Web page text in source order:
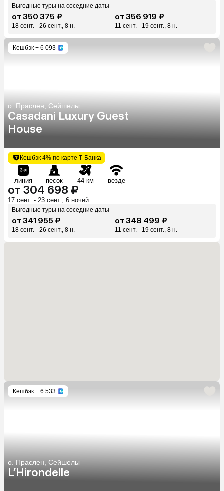
Выгодные туры на соседние даты
от 350 375 ₽
18 сент. - 26 сент., 8 н.
от 356 919 ₽
11 сент. - 19 сент., 8 н.
Кешбэк + 6 093
о. Праслен, Сейшелы
Casadani Luxury Guest
House
Кешбэк 4% по карте Т-Банка
линия песок 44 км везде
от 304 698 ₽
17 сент. - 23 сент., 6 ночей
Выгодные туры на соседние даты
от 341 955 ₽
18 сент. - 26 сент., 8 н.
от 348 499 ₽
11 сент. - 19 сент., 8 н.
Кешбэк + 6 533
о. Праслен, Сейшелы
L’Hirondelle